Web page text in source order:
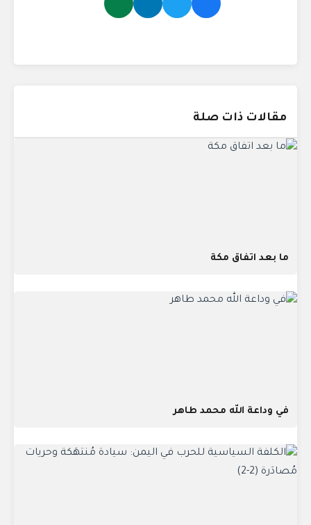
مقالات ذات صلة
ما بعد اتفاق مكة
في وداعة الله محمد طاهر